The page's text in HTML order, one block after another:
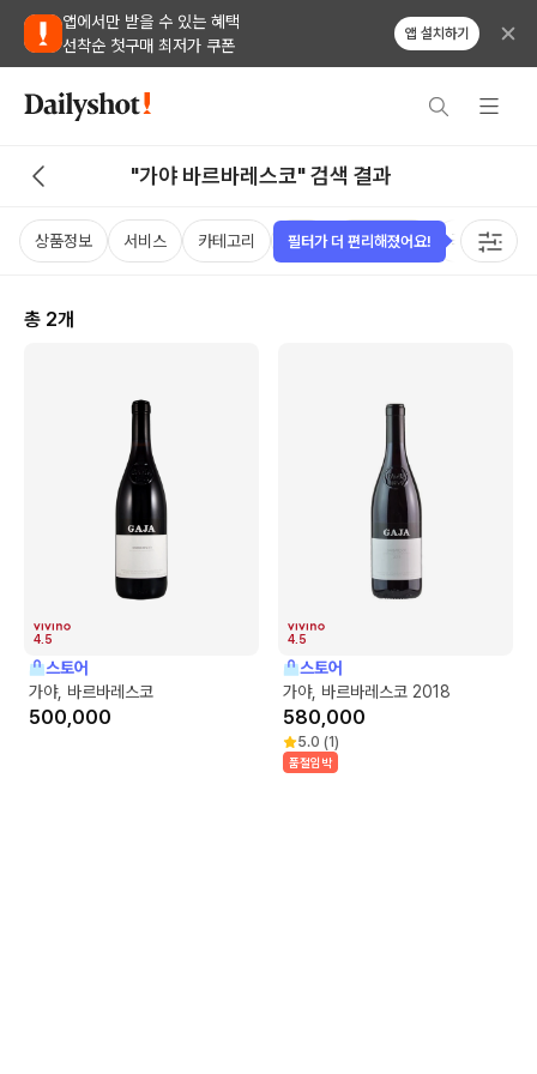
앱에서만 받을 수 있는 혜택
선착순 첫구매 최저가 쿠폰
앱 설치하기
"가야 바르바레스코" 검색 결과
상품정보 서비스 카테고리 가격 비비노점수 국가 용량
총 2개
4.5
스토어
가야, 바르바레스코
500,000
4.5
스토어
가야, 바르바레스코 2018
580,000
5.0 (1)
품절임박
필터가 더 편리해졌어요!